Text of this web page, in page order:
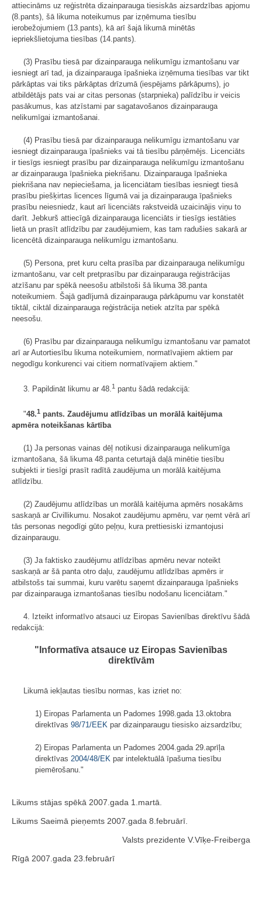
attiecināms uz reģistrēta dizainparauga tiesiskās aizsardzības apjomu
(8.pants), šā likuma noteikumus par izņēmuma tiesību
ierobežojumiem (13.pants), kā arī šajā likumā minētās
iepriekšlietojuma tiesības (14.pants).
(3) Prasību tiesā par dizainparauga nelikumīgu izmantošanu var
iesniegt arī tad, ja dizainparauga īpašnieka izņēmuma tiesības var tikt
pārkāptas vai tiks pārkāptas drīzumā (iespējams pārkāpums), jo
atbildētājs pats vai ar citas personas (starpnieka) palīdzību ir veicis
pasākumus, kas atzīstami par sagatavošanos dizainparauga
nelikumīgai izmantošanai.
(4) Prasību tiesā par dizainparauga nelikumīgu izmantošanu var
iesniegt dizainparauga īpašnieks vai tā tiesību pārņēmējs. Licenciāts
ir tiesīgs iesniegt prasību par dizainparauga nelikumīgu izmantošanu
ar dizainparauga īpašnieka piekrišanu. Dizainparauga īpašnieka
piekrišana nav nepieciešama, ja licenciātam tiesības iesniegt tiesā
prasību piešķirtas licences līgumā vai ja dizainparauga īpašnieks
prasību neiesniedz, kaut arī licenciāts rakstveidā uzaicinājis viņu to
darīt. Jebkurš attiecīgā dizainparauga licenciāts ir tiesīgs iestāties
lietā un prasīt atlīdzību par zaudējumiem, kas tam radušies sakarā ar
licencētā dizainparauga nelikumīgu izmantošanu.
(5) Persona, pret kuru celta prasība par dizainparauga nelikumīgu
izmantošanu, var celt pretprasību par dizainparauga reģistrācijas
atzīšanu par spēkā neesošu atbilstoši šā likuma 38.panta
noteikumiem. Šajā gadījumā dizainparauga pārkāpumu var konstatēt
tiktāl, ciktāl dizainparauga reģistrācija netiek atzīta par spēkā
neesošu.
(6) Prasību par dizainparauga nelikumīgu izmantošanu var pamatot
arī ar Autortiesību likuma noteikumiem, normatīvajiem aktiem par
negodīgu konkurenci vai citiem normatīvajiem aktiem."
3. Papildināt likumu ar 48.1 pantu šādā redakcijā:
"48.1 pants. Zaudējumu atlīdzības un morālā kaitējuma
apmēra noteikšanas kārtība
(1) Ja personas vainas dēļ notikusi dizainparauga nelikumīga
izmantošana, šā likuma 48.panta ceturtajā daļā minētie tiesību
subjekti ir tiesīgi prasīt radītā zaudējuma un morālā kaitējuma
atlīdzību.
(2) Zaudējumu atlīdzības un morālā kaitējuma apmērs nosakāms
saskaņā ar Civillikumu. Nosakot zaudējumu apmēru, var ņemt vērā arī
tās personas negodīgi gūto peļņu, kura prettiesiski izmantojusi
dizainparaugu.
(3) Ja faktisko zaudējumu atlīdzības apmēru nevar noteikt
saskaņā ar šā panta otro daļu, zaudējumu atlīdzības apmērs ir
atbilstošs tai summai, kuru varētu saņemt dizainparauga īpašnieks
par dizainparauga izmantošanas tiesību nodošanu licenciātam."
4. Izteikt informatīvo atsauci uz Eiropas Savienības direktīvu šādā
redakcijā:
"Informatīva atsauce uz Eiropas Savienības
direktīvām
Likumā iekļautas tiesību normas, kas izriet no:
1) Eiropas Parlamenta un Padomes 1998.gada 13.oktobra
direktīvas 98/71/EEK par dizainparaugu tiesisko aizsardzību;
2) Eiropas Parlamenta un Padomes 2004.gada 29.aprīļa
direktīvas 2004/48/EK par intelektuālā īpašuma tiesību
piemērošanu."
Likums stājas spēkā 2007.gada 1.martā.
Likums Saeimā pieņemts 2007.gada 8.februārī.
Valsts prezidente V.Vīķe-Freiberga
Rīgā 2007.gada 23.februārī